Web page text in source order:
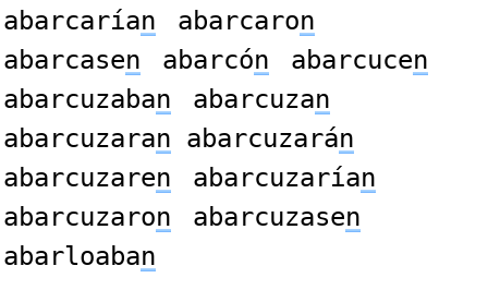
abarcarían abarcaron
abarcasen abarcón abarcucen
abarcuzaban abarcuzan
abarcuzaran abarcuzarán
abarcuzaren abarcuzarían
abarcuzaron abarcuzasen
abarloaban